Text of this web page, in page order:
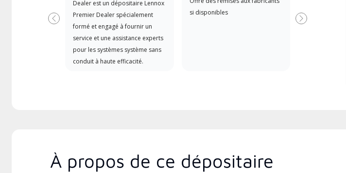
Dealer est un dépositaire Lennox
Premier Dealer spécialement
formé et engagé à fournir un
service et une assistance experts
pour les systèmes système sans
conduit à haute efficacité.
si disponibles
Précédent Suivant
À propos de ce dépositaire